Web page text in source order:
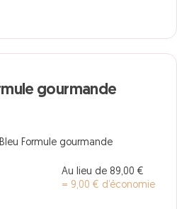
Dîner croisière Formule Brunch
gourmande
Formule gourmande
Au lieu de 89,00 €
= 9,00 € d’économie